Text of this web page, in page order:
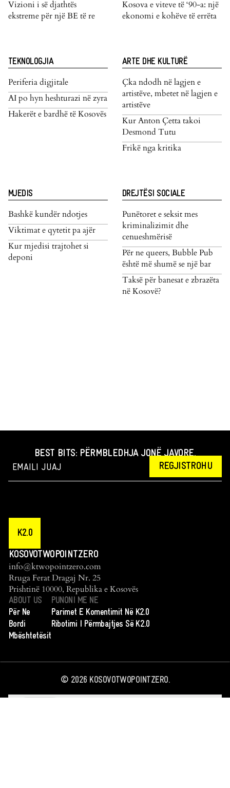
Vizioni i së djathtës
ekstreme për një BE të re
Kosova e viteve të ‘90-a: një
ekonomi e kohëve të errëta
TEKNOLOGJIA
Periferia digjitale
AI po hyn heshturazi në zyra
Hakerët e bardhë të Kosovës
ARTE DHE KULTURË
Çka ndodh në lagjen e
artistëve, mbetet në lagjen e
artistëve
Kur Anton Çetta takoi
Desmond Tutu
Frikë nga kritika
MJEDIS
Bashkë kundër ndotjes
Viktimat e qytetit pa ajër
Kur mjedisi trajtohet si
deponi
DREJTËSI SOCIALE
Punëtoret e seksit mes
kriminalizimit dhe
cenueshmërisë
Për ne queers, Bubble Pub
është më shumë se një bar
Taksë për banesat e zbrazëta
në Kosovë?
BEST BITS: PËRMBLEDHJA JONË JAVORE.
REGJISTROHU
K2.0
KOSOVOTWOPOINTZERO
info@ktwopointzero.com
Rruga Ferat Dragaj Nr. 25
Prishtinë 10000, Republika e Kosovës
ABOUT US
Për Ne
Bordi
Mbështetësit
PUNONI ME NE
Parimet E Komentimit Në K2.0
Ribotimi I Përmbajtjes Së K2.0
© 2026KOSOVOTWOPOINTZERO.